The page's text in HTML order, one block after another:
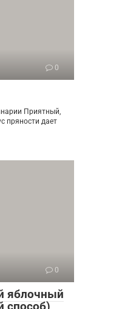
0
Приятный,
пряности дает
0
яблочный